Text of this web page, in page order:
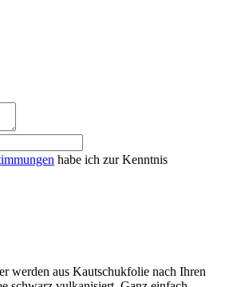
habe ich zur Kenntnis
werden aus Kautschukfolie nach Ihren